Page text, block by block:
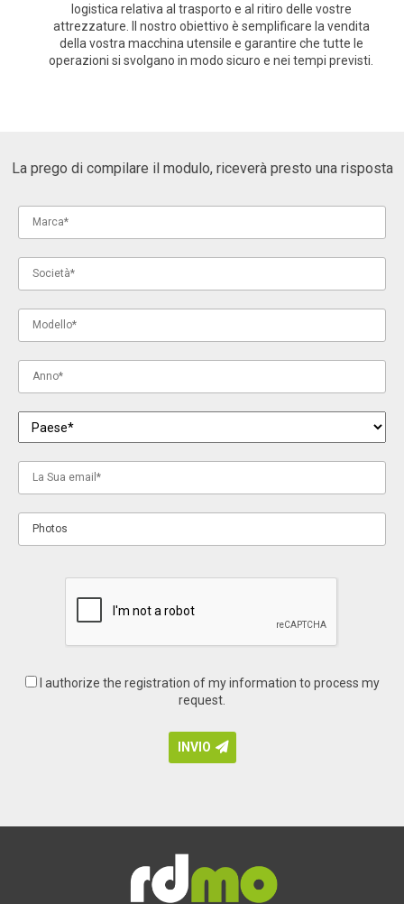
logistica relativa al trasporto e al ritiro delle vostre
attrezzature. Il nostro obiettivo è semplificare la vendita
della vostra macchina utensile e garantire che tutte le
operazioni si svolgano in modo sicuro e nei tempi previsti.
La prego di compilare il modulo, riceverà presto una risposta
Photos
I authorize the registration of my information to process my
request.
INVIO